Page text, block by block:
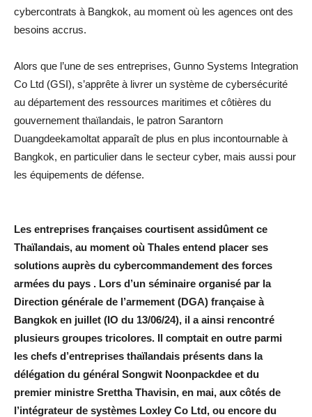
cybercontrats à Bangkok, au moment où les agences ont des
besoins accrus.
Alors que l’une de ses entreprises, Gunno Systems Integration
Co Ltd (GSI), s’apprête à livrer un système de cybersécurité
au département des ressources maritimes et côtières du
gouvernement thaïlandais, le patron Sarantorn
Duangdeekamoltat apparaît de plus en plus incontournable à
Bangkok, en particulier dans le secteur cyber, mais aussi pour
les équipements de défense.
Les entreprises françaises courtisent assidûment ce
Thaïlandais, au moment où Thales entend placer ses
solutions auprès du cybercommandement des forces
armées du pays . Lors d’un séminaire organisé par la
Direction générale de l’armement (DGA) française à
Bangkok en juillet (IO du 13/06/24), il a ainsi rencontré
plusieurs groupes tricolores. Il comptait en outre parmi
les chefs d’entreprises thaïlandais présents dans la
délégation du général Songwit Noonpackdee et du
premier ministre Srettha Thavisin, en mai, aux côtés de
l’intégrateur de systèmes Loxley Co Ltd, ou encore du